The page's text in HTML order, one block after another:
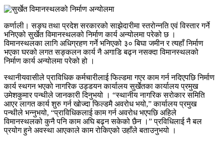
कर्णाली। सङ्घ तथा प्रदेश सरकारको साझेदारीमा स्तरोन्नति एवं विस्तार गर्ने
भनिएको सुर्खेत विमानस्थलको निर्माण कार्य अन्योलमा परेको छ ।
विमानस्थलका लागि अधिग्रहण गर्ने भनिएको ३० बिघा जमीन र त्यहाँ निर्माण
भएका घरको लगत सङ्कलन कार्य नै अगाडि बढ्न नसक्दा विमानस्थलको
निर्माण कार्य अन्योलमा परेको हो ।
स्थानीयवासीले प्राविधिक कर्मचारीलाई फिल्डमा गएर काम गर्न नदिएपछि निर्माण
कार्य स्थगन भएको नागरिक उड्डयन कार्यालय सुर्खेतका कार्यालय प्रमुख
उमेशकुमार पन्थीले जानकारी दिनुभयो । “स्थानीय नागरिक सरोकार समिति
आएर लागत कार्य शुरु गर्न खोज्दा फिल्डमै अवरोध भयो,” कार्यालय प्रमुख
पन्थीले भन्नुभयो, “प्राविधिकलाई काम गर्न अवरोध भएपछि अहिले
विमानस्थलको कुनै पनि काम अघि बढ्न सकेको छैन ।” प्रविधिलाई नै बल
प्रयोग हुने अवस्था आएकाले काम रोकिएको उहाँले बताउनुभयो ।